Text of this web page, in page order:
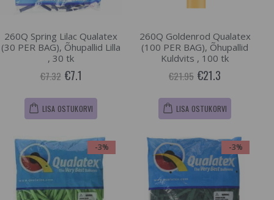
260Q Spring Lilac Qualatex
(30 PER BAG), Õhupallid Lilla
, 30 tk
€7.32 €7.1
LISA OSTUKORVI
260Q Goldenrod Qualatex
(100 PER BAG), Õhupallid
Kuldvits , 100 tk
€21.95 €21.3
LISA OSTUKORVI
-3% -3%